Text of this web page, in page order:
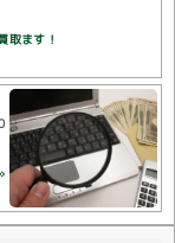
取ます！